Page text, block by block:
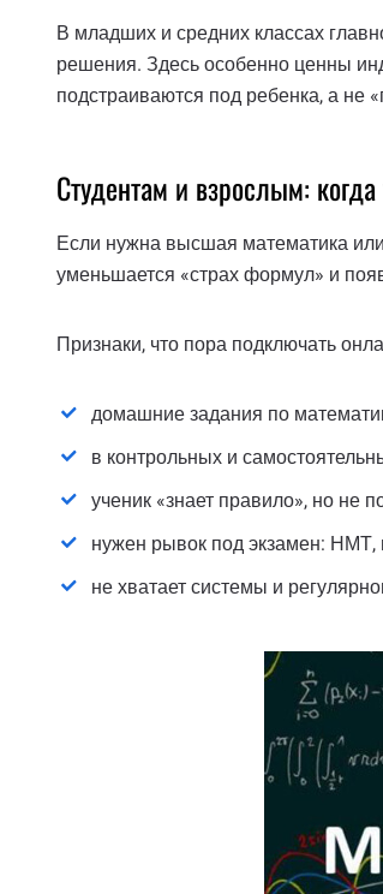
В младших и средних классах
решения. Здесь особенно ценны
подстраиваются под ребенка, а не
Студентам и взрослым:
Если нужна высшая математика или
уменьшается «страх формул» и
Признаки, что пора подключать
домашние задания по
в контрольных и
ученик «знает правило», но не
нужен рывок под экзамен: НМТ,
не хватает системы и